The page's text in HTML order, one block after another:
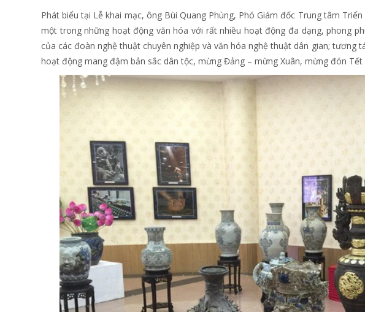
Phát biểu tại Lễ khai mạc, ông Bùi Quang Phùng, Phó Giám đốc Trung tâm
một trong những hoạt động văn hóa với rất nhiều hoạt động đa dạng, phong
của các đoàn nghệ thuật chuyên nghiệp và văn hóa nghệ thuật dân gian; tương
hoạt động mang đậm bản sắc dân tộc, mừng Đảng – mừng Xuân, mừng đón